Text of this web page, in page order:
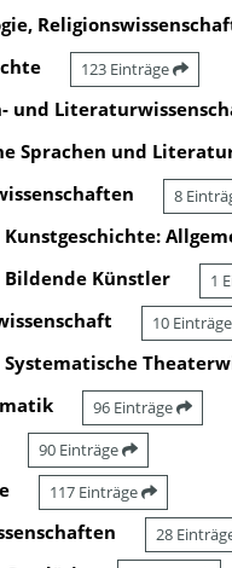
123 Einträge
und
Sprachen und
8
Kunstgeschichte:
Bildende Künstler 1
10 Einträge
Systematische
96 Einträge
90 Einträge
117 Einträge
28